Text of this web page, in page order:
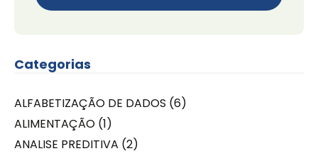
Categorias
ALFABETIZAÇÃO DE DADOS (6)
ALIMENTAÇÃO (1)
ANALISE PREDITIVA (2)